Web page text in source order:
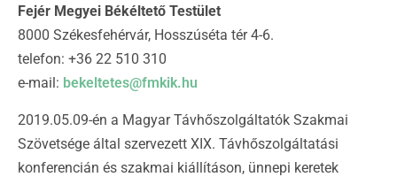
Fejér Megyei Békéltető Testület
8000 Székesfehérvár, Hosszúséta tér 4-6.
telefon: +36 22 510 310
e-mail: bekeltetes@fmkik.hu
2019.05.09-én a Magyar Távhőszolgáltatók Szakmai
Szövetsége által szervezett XIX. Távhőszolgáltatási
konferencián és szakmai kiállításon, ünnepi keretek